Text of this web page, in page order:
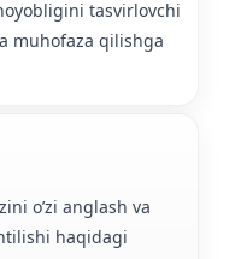
tasvirlovchi
muhofaza qilishga
o’zi anglash va
haqidagi